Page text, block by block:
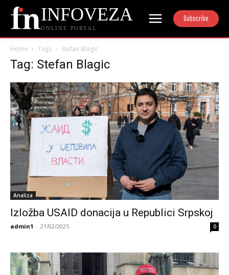
INFOVEZA
ONLINE PORTAL
Subscribe
Home Tags Stefan Blagic
Tag: Stefan Blagic
Analiza
Izložba USAID donacija u Republici Srpskoj
admin1 - 21/02/2025 0